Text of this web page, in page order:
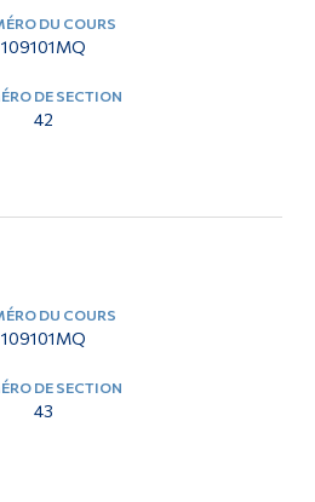
109101MQ
42
109101MQ
43
Étudiants actuels
personnel administratif